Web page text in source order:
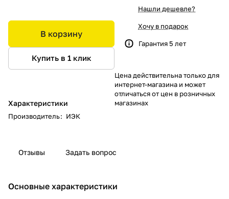
В корзину
Купить в 1 клик
Характеристики
Производитель: ИЭК
Нашли дешевле?
Хочу в подарок
Гарантия 5 лет
Цена действительна только для
интернет-магазина и может
отличаться от цен в розничных
магазинах
Отзывы Задать вопрос
Основные характеристики